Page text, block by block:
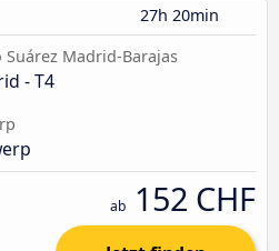
27h 20min
Madrid-Barajas
- T4
ab 152 CHF